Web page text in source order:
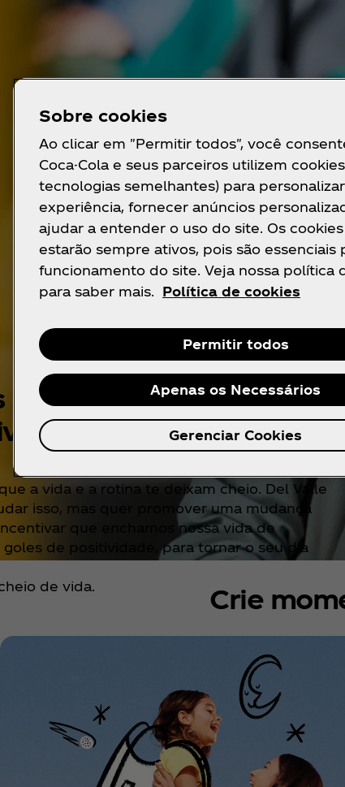
inesperados de
a vida e a rotina te deixam cheio. Del Valle
isso, mas quer promover uma mudança
que enchamos nossa vida de
de positividade, para tornar o seu día
de vida. Crie
Sobre cookies
Ao clicar em "Permitir todos", você
Coca-Cola e seus parceiros utilizem
tecnologias semelhantes) para
experiência, fornecer anúncios
ajudar a entender o uso do site. Os
estarão sempre ativos, pois são essenciais
funcionamento do site. Veja nossa política
para saber mais.
Política de cookies
Permitir todos
Apenas os Necessários
Gerenciar Cookies